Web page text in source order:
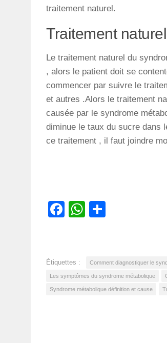
traitement naturel.
Traitement naturel
Le traitement naturel du
, alors le patient doit se
commencer par suivre le
et autres .Alors le traitement
causée par le syndrome
diminue le taux du sucre dans
ce traitement , il faut joindre
Facebook
WhatsApp
Étiquettes : Comment diagnostiquer le
Les symptômes du syndrome métabolique
Syndrome métabolique définition et cause